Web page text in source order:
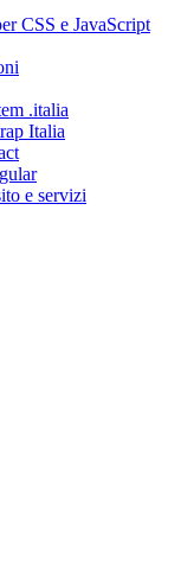
CSS e JavaScript
.italia
Italia
e servizi